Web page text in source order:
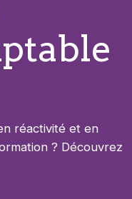
France
Global
réactivité et en
? Découvrez